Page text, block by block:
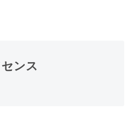
ンス